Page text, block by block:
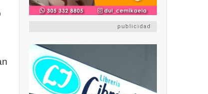
publicidad